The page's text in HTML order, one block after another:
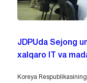
JDPUda Sejong
xalqaro IT va
Koreya